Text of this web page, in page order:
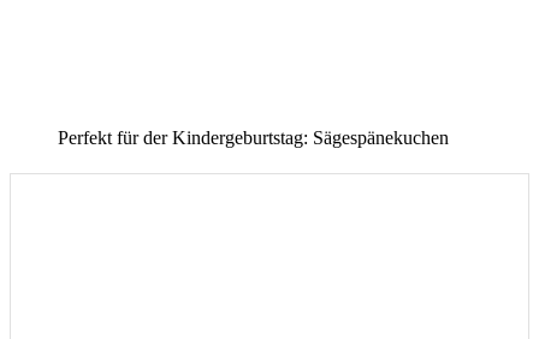
Perfekt für der Kindergeburtstag: Sägespänekuchen